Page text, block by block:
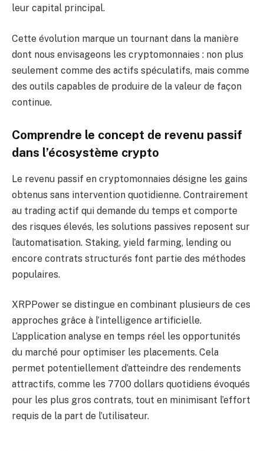
leur capital principal.
Cette évolution marque un tournant dans la manière
dont nous envisageons les cryptomonnaies : non plus
seulement comme des actifs spéculatifs, mais comme
des outils capables de produire de la valeur de façon
continue.
Comprendre le concept de revenu passif
dans l’écosystème crypto
Le revenu passif en cryptomonnaies désigne les gains
obtenus sans intervention quotidienne. Contrairement
au trading actif qui demande du temps et comporte
des risques élevés, les solutions passives reposent sur
l’automatisation. Staking, yield farming, lending ou
encore contrats structurés font partie des méthodes
populaires.
XRPPower se distingue en combinant plusieurs de ces
approches grâce à l’intelligence artificielle.
L’application analyse en temps réel les opportunités
du marché pour optimiser les placements. Cela
permet potentiellement d’atteindre des rendements
attractifs, comme les 7700 dollars quotidiens évoqués
pour les plus gros contrats, tout en minimisant l’effort
requis de la part de l’utilisateur.